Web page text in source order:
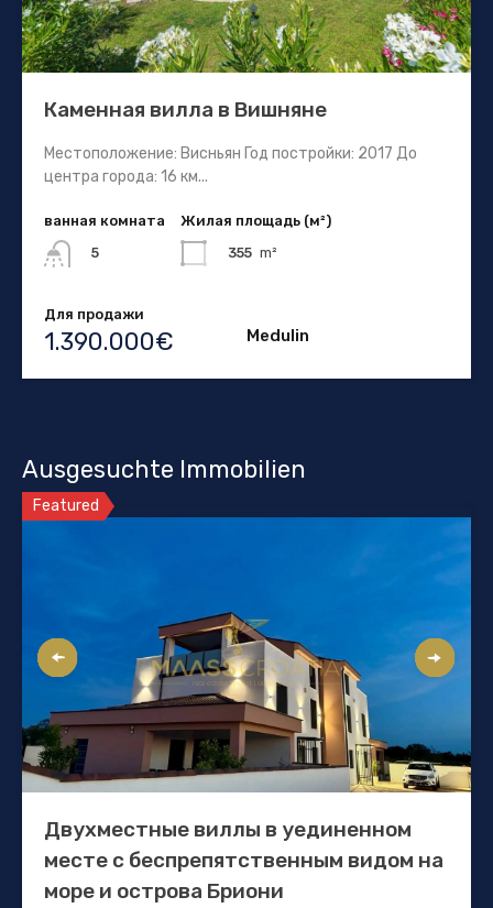
Каменная вилла в Вишняне
Местоположение: Висньян Год постройки: 2017 До
центра города: 16 км...
ванная комната
5
Жилая площадь (м²)
355 m²
Для продажи
1.390.000€ Medulin
Ausgesuchte Immobilien
Featured
Двухместные виллы в уединенном
месте с беспрепятственным видом на
море и острова Бриони